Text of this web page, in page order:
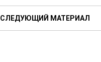
СЛЕДУЮЩИЙ МАТЕРИАЛ